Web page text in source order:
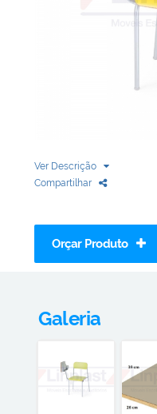
Ver Descrição
Compartilhar
Orçar Produto
Galeria